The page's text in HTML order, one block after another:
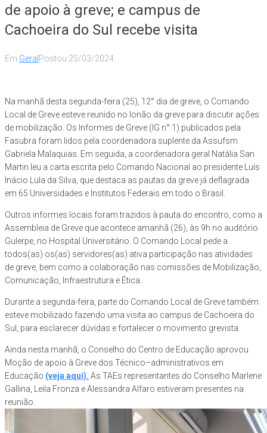
de apoio à greve; e campus de
Cachoeira do Sul recebe visita
Em Geral Postou 25/03/2024
Na manhã desta segunda-feira (25), 12° dia de greve, o Comando
Local de Greve esteve reunido no lonão da greve para discutir ações
de mobilização. Os Informes de Greve (IG n° 1) publicados pela
Fasubra foram lidos pela coordenadora suplente da Assufsm
Gabriela Malaquias. Em seguida, a coordenadora geral Natália San
Martin leu a carta escrita pelo Comando Nacional ao presidente Luís
Inácio Lula da Silva, que destaca as pautas da greve já deflagrada
em 65 Universidades e Institutos Federais em todo o Brasil.
Outros informes locais foram trazidos à pauta do encontro, como a
Assembleia de Greve que acontece amanhã (26), às 9h no auditório
Gulerpe, no Hospital Universitário. O Comando Local pede a
todos(as) os(as) servidores(as) ativa participação nas atividades
de greve, bem como a colaboração nas comissões de Mobilização,
Comunicação, Infraestrutura e Ética.
Durante a segunda-feira, parte do Comando Local de Greve também
esteve mobilizado fazendo uma visita ao campus de Cachoeira do
Sul, para esclarecer dúvidas e fortalecer o movimento grevista.
Ainda nesta manhã, o Conselho do Centro de Educação aprovou
Moção de apoio à Greve dos Técnico–administrativos em
Educação (veja aqui). As TAEs representantes do Conselho Marlene
Gallina, Leila Fronza e Alessandra Alfaro estiveram presentes na
reunião.